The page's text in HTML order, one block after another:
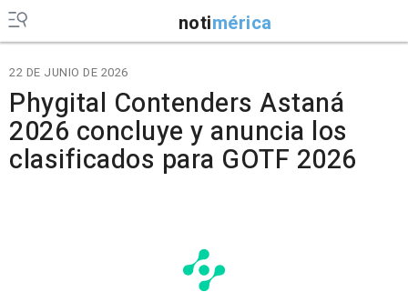
notimérica
22 DE JUNIO DE 2026
Phygital Contenders Astaná
2026 concluye y anuncia los
clasificados para GOTF 2026